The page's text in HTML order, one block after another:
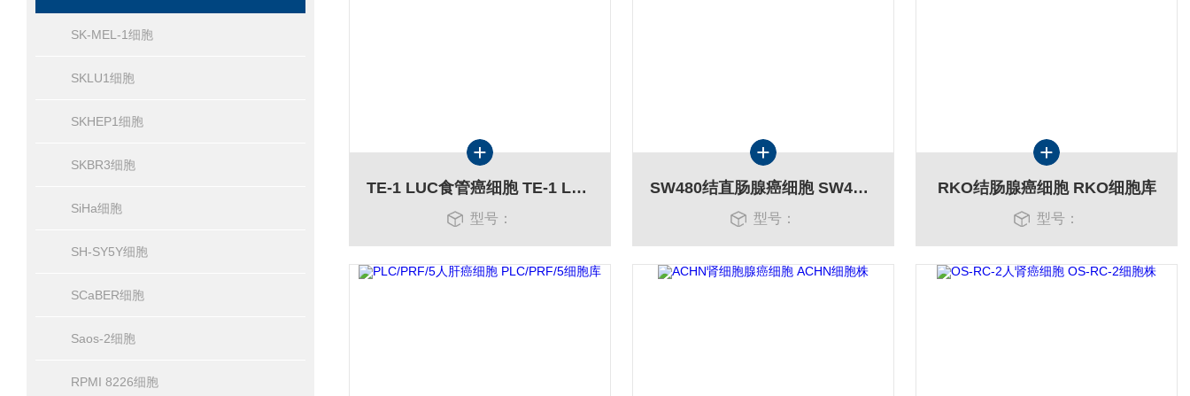
SK-MEL-1细胞
SKLU1细胞
SKHEP1细胞
SKBR3细胞
SiHa细胞
SH-SY5Y细胞
SCaBER细胞
Saos-2细胞
RPMI 8226细胞
TE-1 LUC食管癌细胞 TE-1 LUC细胞
型号：
SW480结直肠腺癌细胞 SW480细胞库
型号：
RKO结肠腺癌细胞 RKO细胞库
型号：